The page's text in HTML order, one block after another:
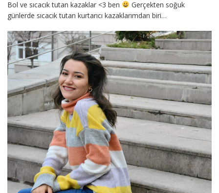
Bol ve sıcacık tutan kazaklar <3 ben
Gerçekten soğuk
günlerde sıcacık tutan kurtarıcı kazaklarımdan biri…